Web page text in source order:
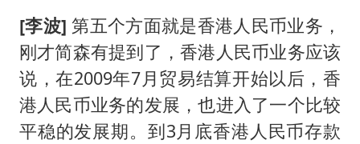
[李波] 第五个方面就是香港人民币业务，
刚才简森有提到了，香港人民币业务应该
说，在2009年7月贸易结算开始以后，香
港人民币业务的发展，也进入了一个比较
平稳的发展期。到3月底香港人民币存款